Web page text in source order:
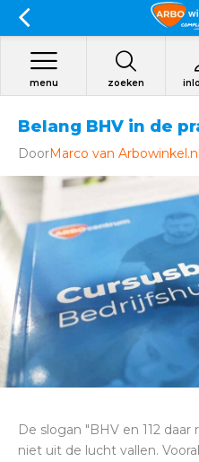
zoeken
menu
Belang BHV in de
DoorMarco van Arbowinkel.nl
De slogan "BHV en 112
niet uit de lucht vallen.